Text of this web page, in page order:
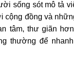
sống sót mô tả
cộng đồng và
tâm, thư giãn
thường để